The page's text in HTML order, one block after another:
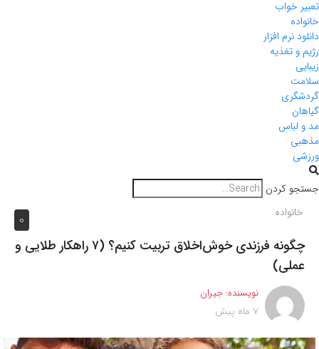
تعبیر خواب
خانواده
دانلود نرم افزار
رژیم و تغذیه
زیبایی
سلامت
گردشگری
گیاهان
مد و لباس
مذهبی
ورزشی
جستجو کردن
0 خانواده
چگونه فرزندی خوش‌اخلاق تربیت کنیم؟ (۷ راهکار طلایی و
عملی)
نویسنده: جیران
7 ماه پیش